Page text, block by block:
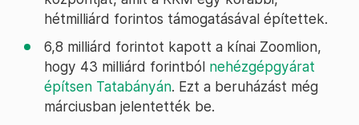
hétmilliárd forintos támogatásával építettek.
6,8 milliárd forintot kapott a kínai Zoomlion,
hogy 43 milliárd forintból nehézgépgyárat
építsen Tatabányán. Ezt a beruházást még
márciusban jelentették be.